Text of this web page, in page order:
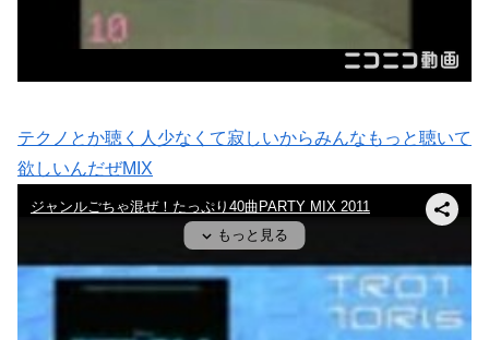
テクノとか聴く人少なくて寂しいからみんなもっと聴いて
欲しいんだぜMIX